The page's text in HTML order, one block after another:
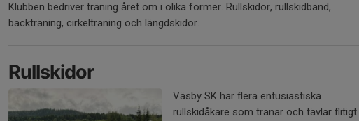
Klubben bedriver träning året om i olika former. Rullskidor, rullskidband,
backträning, cirkelträning och längdskidor.
Rullskidor
Väsby SK har flera entusiastiska
rullskidåkare som tränar och tävlar flitigt.